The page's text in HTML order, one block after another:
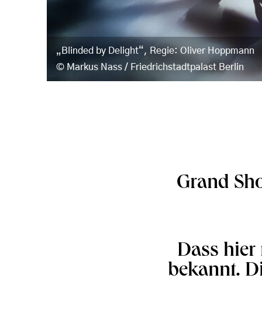
„Blinded by Delight“, Regie: Oliver Hoppmann
Markus Nass / Friedrichstadtpalast Berlin
Grand
Dass
bekannt.